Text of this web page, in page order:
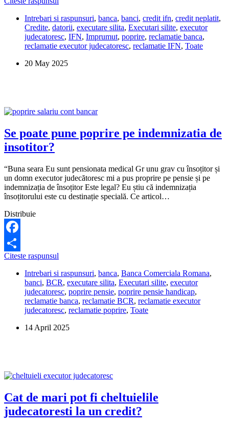
Share
poate
întâmpla
dacă
nu
achita
Intrebari si raspunsuri, banca, banci, credit ifn, credit neplatit,
Credite, datorii, executare silita, Executari silite, executor
judecatoresc, IFN, Imprumut, poprire, reclamatie banca,
reclamatie executor judecatoresc, reclamatie IFN, Toate
20 May 2025
Se poate pune poprire pe indemnizatia de
insotitor?
“Buna seara Eu sunt pensionata medical Gr unu grav cu însoțitor și
un domn executor judecătoresc mi a pus proprire pe pensie și pe
indemnizația de însoțitor Este legal? Eu știu că indemnizația
însoțitorului este cu destinație specială. Ce articol…
Distribuie
Facebook
Share
Citeste raspunsul
pune
poprire
pe
indemnizatia
de
Intrebari si raspunsuri, banca, Banca Comerciala Romana,
banci, BCR, executare silita, Executari silite, executor
judecatoresc, poprire pensie, poprire pensie handicap,
reclamatie banca, reclamatie BCR, reclamatie executor
judecatoresc, reclamatie poprire, Toate
14 April 2025
Cat de mari pot fi cheltuielile
judecatoresti la un credit?